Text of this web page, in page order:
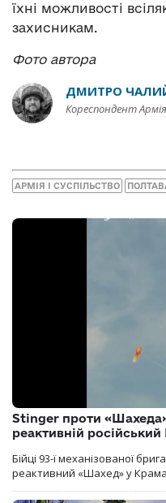
їхні можливості
захисникам.
Фото автора
ДМИТРО
Кореспондент
АРМІЯ І СУСПІЛЬСТВО
Stinger проти
реактивній
Бійці 93-ї механізованої
реактивний «Шахед» у